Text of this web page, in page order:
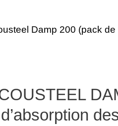
Damp 200 (pack de